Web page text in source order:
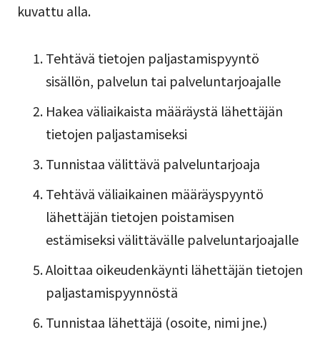
kuvattu alla.
Tehtävä tietojen paljastamispyyntö
sisällön, palvelun tai palveluntarjoajalle
Hakea väliaikaista määräystä lähettäjän
tietojen paljastamiseksi
Tunnistaa välittävä palveluntarjoaja
Tehtävä väliaikainen määräyspyyntö
lähettäjän tietojen poistamisen
estämiseksi välittävälle palveluntarjoajalle
Aloittaa oikeudenkäynti lähettäjän tietojen
paljastamispyynnöstä
Tunnistaa lähettäjä (osoite, nimi jne.)